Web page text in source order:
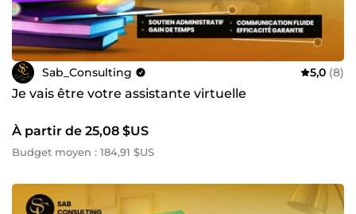
Sab_Consulting 5,0 (8)
Je vais être votre assistante virtuelle
À partir de 25,08 $US
Budget moyen : 184,91 $US